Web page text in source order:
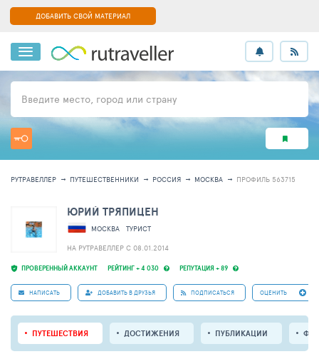
ДОБАВИТЬ СВОЙ МАТЕРИАЛ
Введите место, город или страну
РУТРАВЕЛЛЕР ПУТЕШЕСТВЕННИКИ РОССИЯ МОСКВА ПРОФИЛЬ 563715
ПРОВЕРЕННЫЙ АККАУНТ РЕЙТИНГ + 4 030 РЕПУТАЦИЯ + 89
ЮРИЙ ТРЯПИЦЕН
МОСКВА
ТУРИСТ
НА РУТРАВЕЛЛЕР C 08.01.2014
НАПИСАТЬ ДОБАВИТЬ В ДРУЗЬЯ ПОДПИСАТЬСЯ ОЦЕНИТЬ
ПУТЕШЕСТВИЯ ДОСТИЖЕНИЯ ПУБЛИКАЦИИ